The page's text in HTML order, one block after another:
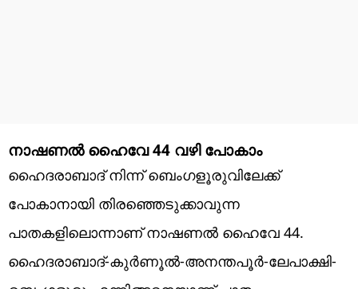
നാഷണല്‍ ഹൈവേ 44 വഴി പോകാം
ഹൈദരാബാദ് നിന്ന് ബെംഗളൂരുവിലേക്ക്
പോകാനായി തിരഞ്ഞെടുക്കാവുന്ന
പാതകളിലൊന്നാണ് നാഷണല്‍ ഹൈവേ 44.
ഹൈദരാബാദ്-കുര്‍ണൂല്‍-അനന്തപൂര്‍-ലേപാക്ഷി-